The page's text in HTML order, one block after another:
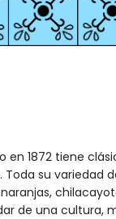
en 1872 tiene
su variedad
de una